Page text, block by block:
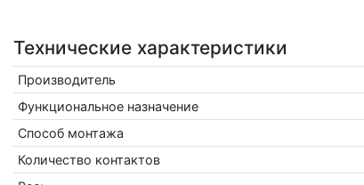
Технические характеристики
Производитель
Функциональное назначение
Способ монтажа
Количество контактов